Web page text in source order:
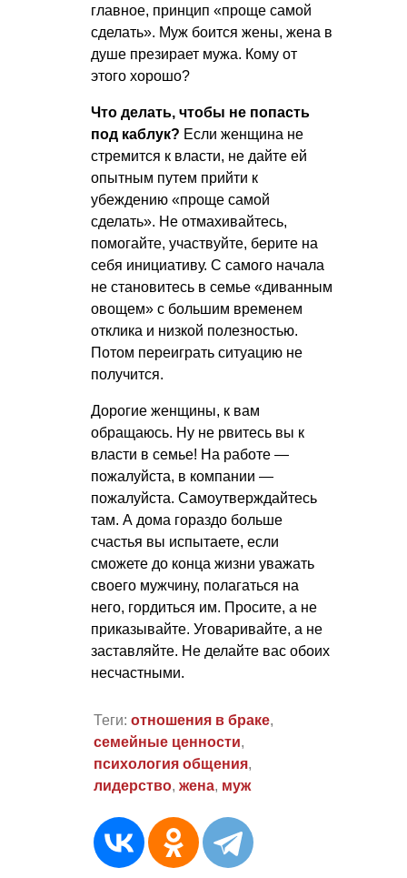
главное, принцип «проще самой
сделать». Муж боится жены, жена в
душе презирает мужа. Кому от
этого хорошо?
Что делать, чтобы не попасть
под каблук? Если женщина не
стремится к власти, не дайте ей
опытным путем прийти к
убеждению «проще самой
сделать». Не отмахивайтесь,
помогайте, участвуйте, берите на
себя инициативу. С самого начала
не становитесь в семье «диванным
овощем» с большим временем
отклика и низкой полезностью.
Потом переиграть ситуацию не
получится.
Дорогие женщины, к вам
обращаюсь. Ну не рвитесь вы к
власти в семье! На работе —
пожалуйста, в компании —
пожалуйста. Самоутверждайтесь
там. А дома гораздо больше
счастья вы испытаете, если
сможете до конца жизни уважать
своего мужчину, полагаться на
него, гордиться им. Просите, а не
приказывайте. Уговаривайте, а не
заставляйте. Не делайте вас обоих
несчастными.
Теги: отношения в браке,
семейные ценности,
психология общения,
лидерство, жена, муж